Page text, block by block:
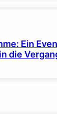
Ein
die